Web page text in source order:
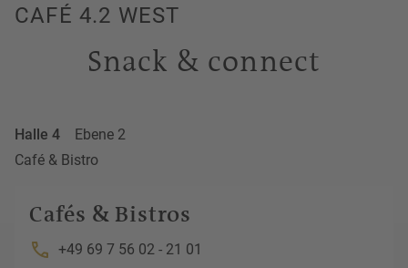
CAFÉ 4.2 WEST
Snack & connect
Halle 4
Ebene 2
Café & Bistro
Cafés & Bistros
+49 69 7 56 02 - 21 01